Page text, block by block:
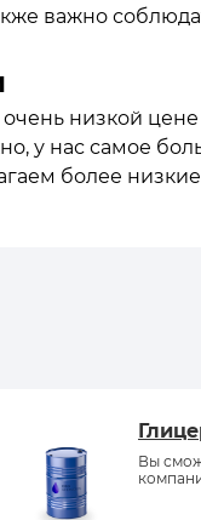
важно
низкой
у нас самое
более
Вы